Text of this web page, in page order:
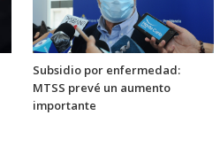
Subsidio por enfermedad:
MTSS prevé un aumento
importante